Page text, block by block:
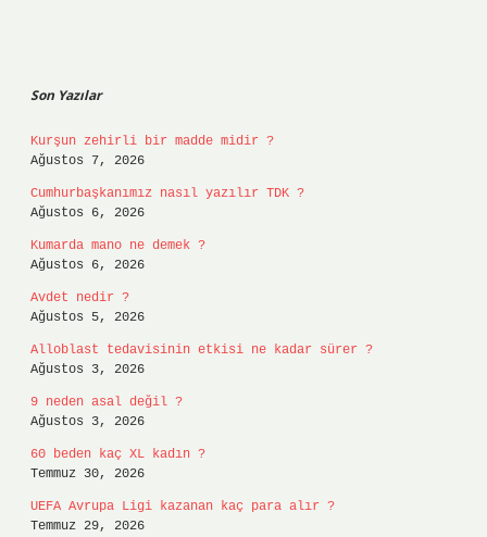
Son Yazılar
Kurşun zehirli bir madde midir ?
Ağustos 7, 2026
Cumhurbaşkanımız nasıl yazılır TDK ?
Ağustos 6, 2026
Kumarda mano ne demek ?
Ağustos 6, 2026
Avdet nedir ?
Ağustos 5, 2026
Alloblast tedavisinin etkisi ne kadar sürer ?
Ağustos 3, 2026
9 neden asal değil ?
Ağustos 3, 2026
60 beden kaç XL kadın ?
Temmuz 30, 2026
UEFA Avrupa Ligi kazanan kaç para alır ?
Temmuz 29, 2026